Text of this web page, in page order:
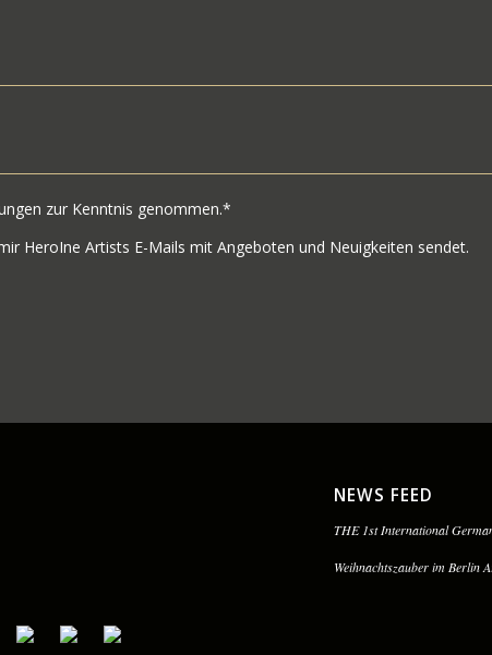
zur Kenntnis genommen.*
HeroIne Artists E-Mails mit Angeboten und Neuigkeiten sendet.
NEWS FEED
THE 1st International
Weihnachtszauber im Berlin